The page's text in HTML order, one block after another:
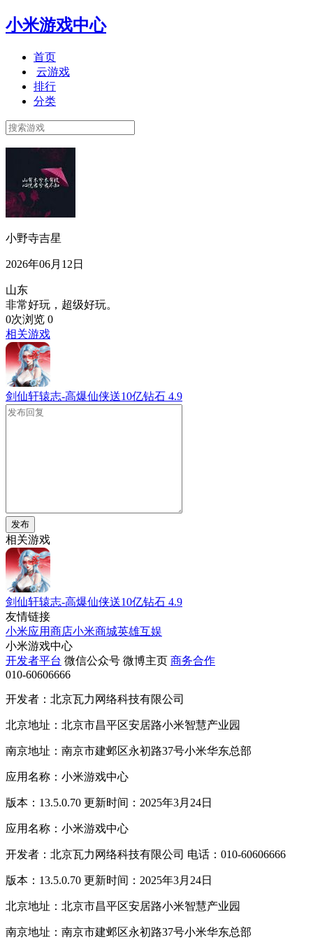
小米游戏中心
首页
云游戏
排行
分类
小野寺吉星
2026年06月12日
山东
非常好玩，超级好玩。
0次浏览 0
相关游戏
剑仙轩辕志-高爆仙侠送10亿钻石 4.9
发布
相关游戏
剑仙轩辕志-高爆仙侠送10亿钻石 4.9
友情链接
小米应用商店小米商城英雄互娱
小米游戏中心
开发者平台 微信公众号 微博主页 商务合作
010-60606666
开发者：北京瓦力网络科技有限公司
北京地址：北京市昌平区安居路小米智慧产业园
南京地址：南京市建邺区永初路37号小米华东总部
应用名称：小米游戏中心
版本：13.5.0.70 更新时间：2025年3月24日
应用名称：小米游戏中心
开发者：北京瓦力网络科技有限公司 电话：010-60606666
版本：13.5.0.70 更新时间：2025年3月24日
北京地址：北京市昌平区安居路小米智慧产业园
南京地址：南京市建邺区永初路37号小米华东总部